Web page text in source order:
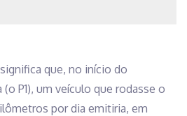
que, no início do
P1), um veículo que rodasse o
por dia emitiria, em